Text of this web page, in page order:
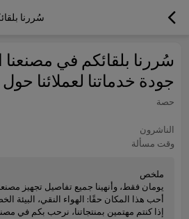
سُررنا
سُررنا بلقائكم في
جودة خدماتنا لعملائنا حول
حصة
الناشرون
وقت مسألة
ملخص
يومان فقط، وأنهينا جميع تفاصيل تجهيز
أحب هذا المكان حقًا: الهواء النقي، البيئة
إذا كنتم مهتمين بمنتجاتنا، نرحب بكم في